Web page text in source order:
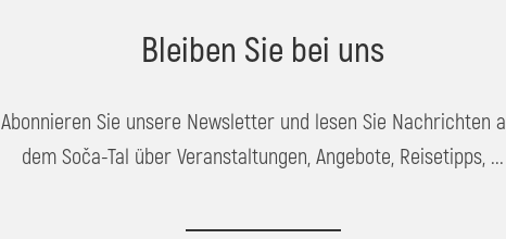
Bleiben Sie bei uns
Abonnieren Sie unsere Newsletter und lesen Sie Nachrichten
dem Soča-Tal über Veranstaltungen, Angebote, Reisetipps, ...